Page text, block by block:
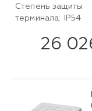
Степень защиты
терминала: IP54
26